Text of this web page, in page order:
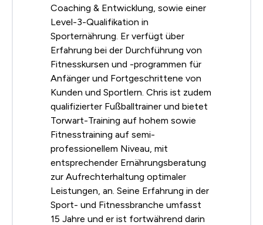
Coaching & Entwicklung, sowie einer
Level-3-Qualifikation in
Sporternährung. Er verfügt über
Erfahrung bei der Durchführung von
Fitnesskursen und -programmen für
Anfänger und Fortgeschrittene von
Kunden und Sportlern. Chris ist zudem
qualifizierter Fußballtrainer und bietet
Torwart-Training auf hohem sowie
Fitnesstraining auf semi-
professionellem Niveau, mit
entsprechender Ernährungsberatung
zur Aufrechterhaltung optimaler
Leistungen, an. Seine Erfahrung in der
Sport- und Fitnessbranche umfasst
15 Jahre und er ist fortwährend darin